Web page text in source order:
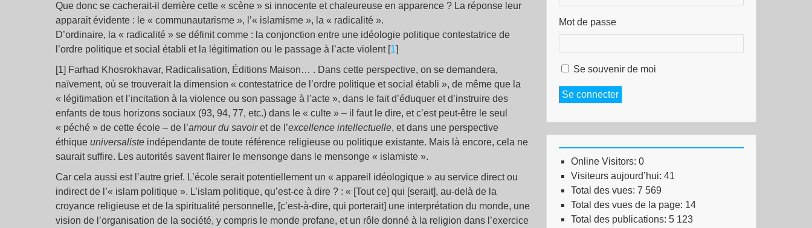
Que donc se cacherait-il derrière cette « scène » si innocente et chaleureuse en apparence ? La réponse leur
apparait évidente : le « communautarisme », l’« islamisme », la « radicalité ».
D’ordinaire, la « radicalité » se définit comme : la conjonction entre une idéologie politique contestatrice de
l’ordre politique et social établi et la légitimation ou le passage à l’acte violent [1]
[1] Farhad Khosrokhavar, Radicalisation, Éditions Maison… . Dans cette perspective, on se demandera,
naïvement, où se trouverait la dimension « contestatrice de l’ordre politique et social établi », de même que la
« légitimation et l’incitation à la violence ou son passage à l’acte », dans le fait d’éduquer et d’instruire des
enfants de tous horizons sociaux (93, 94, 77, etc.) dans le « culte » – il faut le dire, et c’est peut-être le seul
« péché » de cette école – de l’amour du savoiret de l’excellence intellectuelle, et dans une perspective
éthique universaliste indépendante de toute référence religieuse ou politique existante. Mais là encore, cela ne
saurait suffire. Les autorités savent flairer le mensonge dans le mensonge « islamiste ».
Car cela aussi est l’autre grief. L’école serait potentiellement un « appareil idéologique » au service direct ou
indirect de l’« islam politique ». L’islam politique, qu’est-ce à dire ? : « [Tout ce] qui [serait], au-delà de la
croyance religieuse et de la spiritualité personnelle, [c’est-à-dire, qui porterait] une interprétation du monde, une
vision de l’organisation de la société, y compris le monde profane, et un rôle donné à la religion dans l’exercice
Mot de passe
Se souvenir de moi
Se connecter
Online Visitors: 0
Visiteurs aujourd’hui: 41
Total des vues: 7 569
Total des vues de la page: 14
Total des publications: 5 123